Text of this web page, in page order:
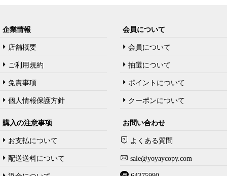
企業情報
店舗概要
ご利用規約
免責事項
個人情報保護方針
会員について
会員について
抽選について
ポイントについて
クーポンについて
購入の注意事项
お支払について
配送送料について
お問い合わせ
よくある質問
sale@yoyaycopy.com